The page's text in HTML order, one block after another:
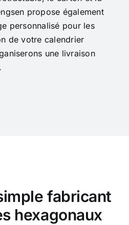
propose également
personnalisé pour les
de votre calendrier
une livraison
fabricant
hexagonaux